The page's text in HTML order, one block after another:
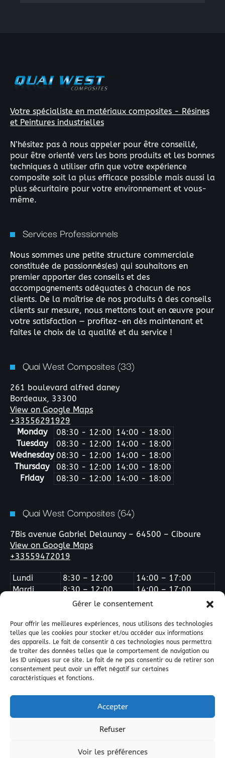
Gérer le consentement
Pour offrir les meilleures expériences, nous utilisons des technologies
telles que les cookies pour stocker et/ou accéder aux informations
des appareils. Le fait de consentir à ces technologies nous permettra
de traiter des données telles que le comportement de navigation ou
les ID uniques sur ce site. Le fait de ne pas consentir ou de retirer son
consentement peut avoir un effet négatif sur certaines
caractéristiques et fonctions.
Accepter
Refuser
Voir les préférences
Votre spécialiste en matériaux composites - Résines
et Peintures industrielles
N’hésitez pas à nous appeler pour être conseillé,
pour être orienté vers les bons produits et les bonnes
techniques à utiliser afin que votre expérience
composite soit la plus efficace possible mais aussi la
plus sécuritaire pour votre environnement et vous-
même.
Services Professionnels
Nous sommes une petite structure commerciale
constituée de passionnés(es) qui souhaitons en
premier apporter des conseils et des
accompagnements adéquates à chacun de nos
clients. De la maîtrise de nos produits à des conseils
clients sur mesure, nous mettons tout en œuvre pour
votre satisfaction — profitez-en dès maintenant et
faites le choix de la qualité et du service !
Quai West Composites (33)
261 boulevard alfred daney
Bordeaux, 33300
View on Google Maps
+33556291929
Monday
08:30 - 12:00 14:00 - 18:00
Tuesday
08:30 - 12:00 14:00 - 18:00
Wednesday 08:30 - 12:00 14:00 - 18:00
Thursday
08:30 - 12:00 14:00 - 18:00
Friday
08:30 - 12:00 14:00 - 18:00
Quai West Composites (64)
7Bis avenue Gabriel Delaunay – 64500 – Ciboure
View on Google Maps
+33559472019
Lundi 8:30 – 12:00
14:00 – 17:00
Mardi
8:30 – 12:00
14:00 – 17:00
Fermé
Fermé
Vendredi
8:30 – 12:00 14:00 – 16:00
Guide de référence des résines composites
Politique de confidentialité
Rechercher